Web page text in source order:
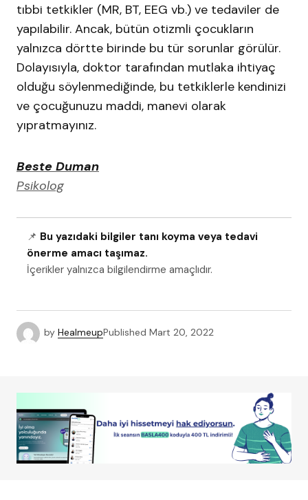
tıbbi tetkikler (MR, BT, EEG vb.) ve tedaviler de
yapılabilir. Ancak, bütün otizmli çocukların
yalnızca dörtte birinde bu tür sorunlar görülür.
Dolayısıyla, doktor tarafından mutlaka ihtiyaç
olduğu söylenmediğinde, bu tetkiklerle kendinizi
ve çocuğunuzu maddi, manevi olarak
yıpratmayınız.
Beste Duman
Psikolog
📌 Bu yazıdaki bilgiler tanı koyma veya tedavi
önerme amacı taşımaz.
İçerikler yalnızca bilgilendirme amaçlıdır.
by HealmeupPublished Mart 20, 2022